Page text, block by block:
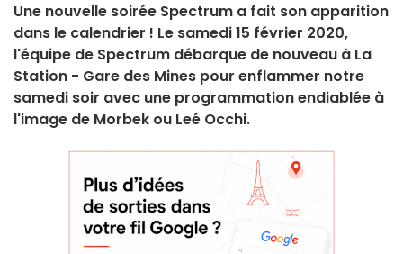
Une nouvelle soirée Spectrum a fait son apparition
dans le calendrier ! Le samedi 15 février 2020,
l'équipe de Spectrum débarque de nouveau à La
Station - Gare des Mines pour enflammer notre
samedi soir avec une programmation endiablée à
l'image de Morbek ou Leé Occhi.